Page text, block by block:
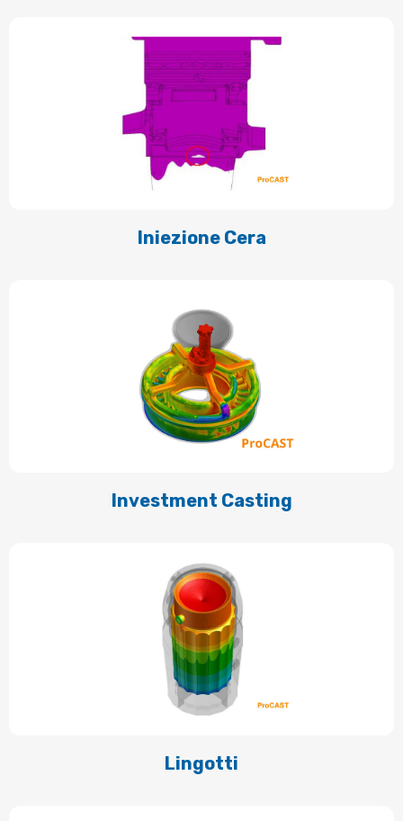
Iniezione Cera
Investment Casting
Lingotti